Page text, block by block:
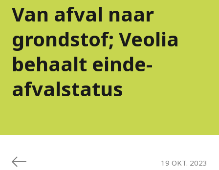
Van afval naar
grondstof; Veolia
behaalt einde-
afvalstatus
19 OKT. 2023